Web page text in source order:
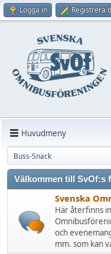
Logga in Registrera
Huvudmeny
Buss-Snack
Välkommen till SvOf:s
Svenska
Här återfinns
och
mm. som kan